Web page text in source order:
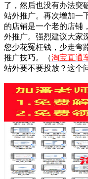
了，然后也没有办法突
站外推广。再次增加一
的店铺是一个老的店铺
外推广。强烈建议大家
您少花冤枉钱，少走弯
推广技巧。（淘宝直通
站外要不要投放？这个